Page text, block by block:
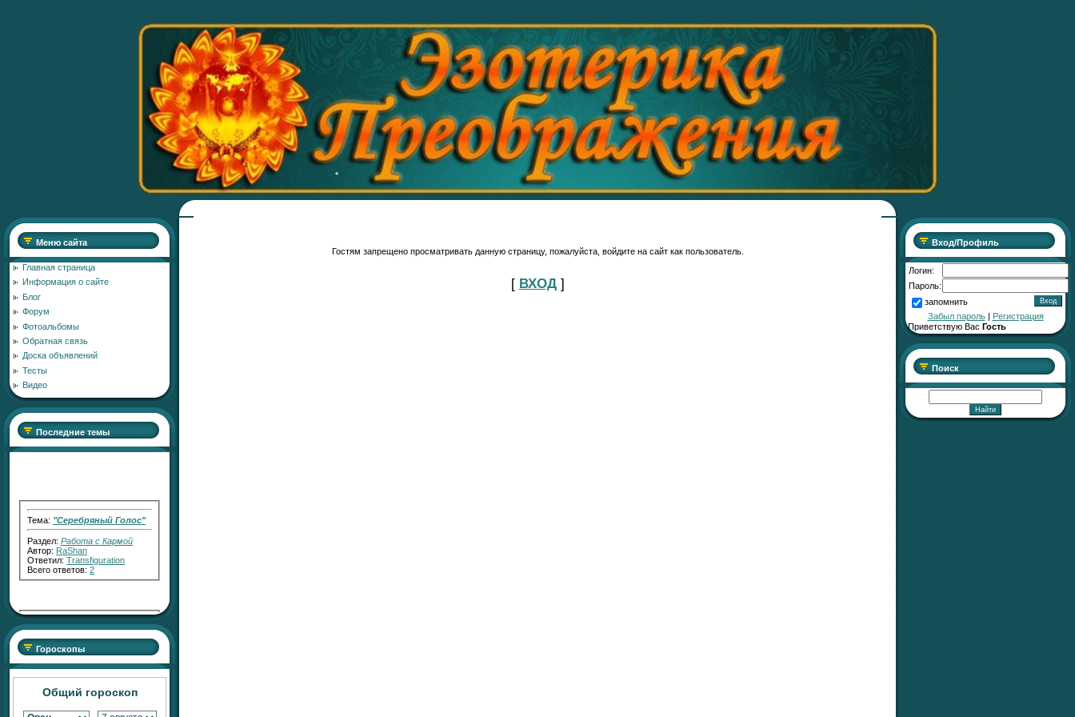
Меню сайта
Главная страница
Информация о сайте
Блог
Форум
Фотоальбомы
Обратная связь
Доска объявлений
Тесты
Видео
Последние темы
Тема:"Серебряный Голос"
Раздел:
Автор:RaShan
Ответил:Transfiguration
Всего ответов:2
Тема:"Серебряный СВЕТ"
Раздел:Работа с Кармой
Автор:RaShan
Ответил:Transfiguration
Всего ответов:7
Гороскопы
Общий гороскоп
Гостям запрещено просматривать данную страницу, пожалуйста, войдите на сайт как пользователь.
[ ВХОД]
Вход/Профиль
Логин:
Пароль:
запомнить
Забыл пароль| Регистрация
Приветствую Вас Гость
Поиск